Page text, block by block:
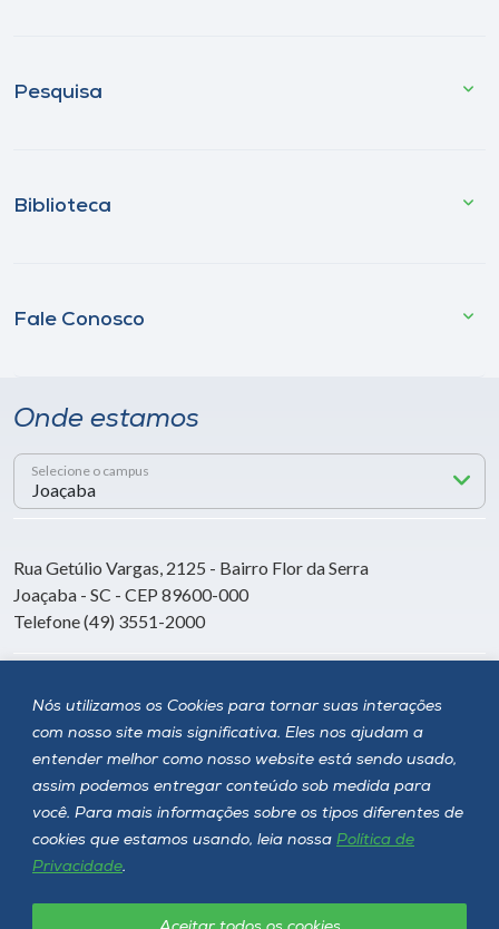
Nós utilizamos os Cookies para tornar suas interações
com nosso site mais significativa. Eles nos ajudam a
entender melhor como nosso website está sendo usado,
assim podemos entregar conteúdo sob medida para
você. Para mais informações sobre os tipos diferentes de
cookies que estamos usando, leia nossa Política de
Privacidade.
Pesquisa
Biblioteca
Fale Conosco
Onde estamos
Selecione o campus
Rua Getúlio Vargas, 2125 - Bairro Flor da Serra
Joaçaba - SC - CEP 89600-000
Telefone (49) 3551-2000
Siga a Unoesc